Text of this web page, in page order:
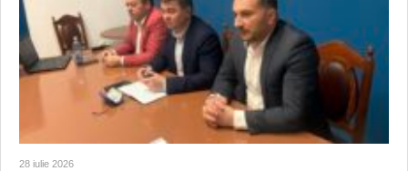
28 iulie 2026